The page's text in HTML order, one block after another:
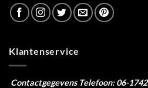
Klantenservice
ContactgegevensTelefoon: 06-